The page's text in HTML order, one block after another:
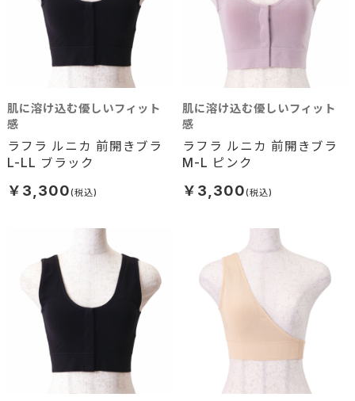
ラフラ ルニカ 前開きブラ
L-LL ブラック
肌に溶け込む優しいフィット
感
￥3,300
ラフラ ルニカ 前開きブラ
M-L ピンク
肌に溶け込む優しいフィット
感
￥3,300